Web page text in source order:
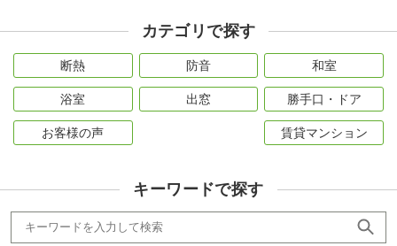
カテゴリで探す
断熱 防音 和室
浴室 出窓 勝手口・ドア
お客様の声 賃貸マンション
キーワードで探す